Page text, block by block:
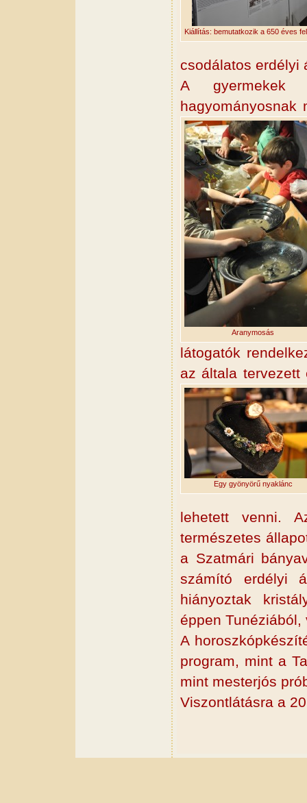
Kiállítás: bemutatkozik a 650 éves
csodálatos erdélyi
A
hagyományosnak
Aranymosás
látogatók
az általa tervezett
Egy gyönyörű nyaklánc
lehetett venni.
természetes
a Szatmári
számító erdélyi
hiányoztak
éppen
A
program, mint a
mint mesterjós
Viszontlátásra a